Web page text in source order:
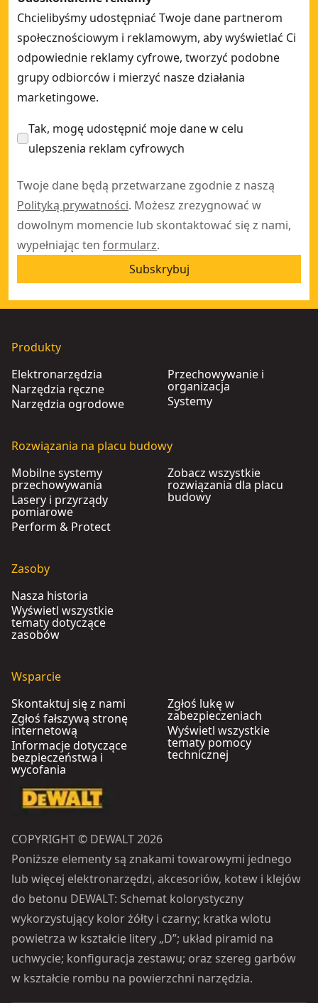
Chcielibyśmy udostępniać Twoje dane partnerom
społecznościowym i reklamowym, aby wyświetlać Ci
odpowiednie reklamy cyfrowe, tworzyć podobne
grupy odbiorców i mierzyć nasze działania
marketingowe.
Tak, mogę udostępnić moje dane w celu
ulepszenia reklam cyfrowych
Twoje dane będą przetwarzane zgodnie z naszą
Polityką prywatności. Możesz zrezygnować w
dowolnym momencie lub skontaktować się z nami,
wypełniając ten formularz.
Subskrybuj
Produkty
Elektronarzędzia
Narzędzia ręczne
Narzędzia ogrodowe
Przechowywanie i
organizacja
Systemy
Rozwiązania na placu budowy
Mobilne systemy
przechowywania
Lasery i przyrządy
pomiarowe
Perform & Protect
Zobacz wszystkie
rozwiązania dla placu
budowy
Zasoby
Nasza historia
Wyświetl wszystkie
tematy dotyczące
zasobów
Wsparcie
Skontaktuj się z nami
Zgłoś fałszywą stronę
internetową
Informacje dotyczące
bezpieczeństwa i
wycofania
Zgłoś lukę w
zabezpieczeniach
Wyświetl wszystkie
tematy pomocy
technicznej
COPYRIGHT © DEWALT 2026
Poniższe elementy są znakami towarowymi jednego
lub więcej elektronarzędzi, akcesoriów, kotew i klejów
do betonu DEWALT: Schemat kolorystyczny
wykorzystujący kolor żółty i czarny; kratka wlotu
powietrza w kształcie litery „D”; układ piramid na
uchwycie; konfiguracja zestawu; oraz szereg garbów
w kształcie rombu na powierzchni narzędzia.